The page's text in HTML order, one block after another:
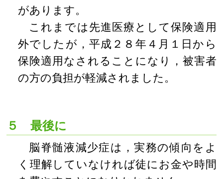
があります。
これまでは先進医療として保険適用
外でしたが，平成２８年４月１日から
保険適用なされることになり，被害者
の方の負担が軽減されました。
５ 最後に
脳脊髄液減少症は，実務の傾向をよ
く理解していなければ徒にお金や時間